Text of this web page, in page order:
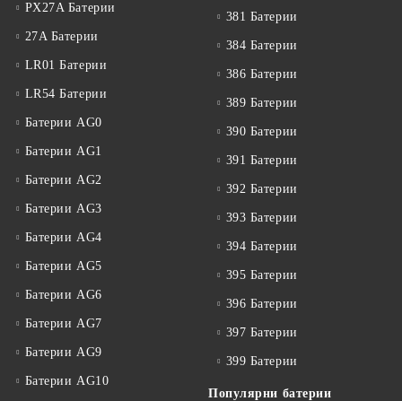
PX27A Батерии
27A Батерии
LR01 Батерии
LR54 Батерии
Батерии AG0
Батерии AG1
Батерии AG2
Батерии AG3
Батерии AG4
Батерии AG5
Батерии AG6
Батерии AG7
Батерии AG9
Батерии AG10
381 Батерии
384 Батерии
386 Батерии
389 Батерии
390 Батерии
391 Батерии
392 Батерии
393 Батерии
394 Батерии
395 Батерии
396 Батерии
397 Батерии
399 Батерии
Популярни батерии